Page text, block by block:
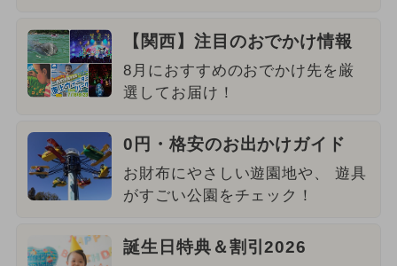
【関西】注目のおでかけ情報
8月におすすめのおでかけ先を厳
選してお届け！
0円・格安のお出かけガイド
お財布にやさしい遊園地や、 遊具
がすごい公園をチェック！
誕生日特典＆割引2026